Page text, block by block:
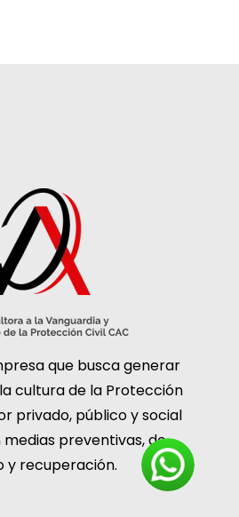
que busca generar
cultura de la Protección
privado, público y social
preventivas, de
y recuperación.